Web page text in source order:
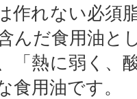
作れない必須
んだ食用油と
「熱に弱く、
食用油です。